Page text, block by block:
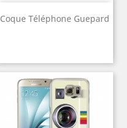
Coque Téléphone Guepard